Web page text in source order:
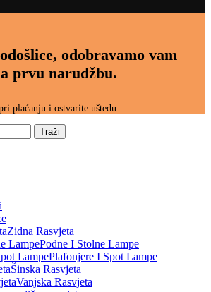
odobravamo vam
prvu narudžbu.
plaćanju i ostvarite uštedu.
Traži
Zidna Rasvjeta
Podne I Stolne Lampe
Plafonjere I Spot Lampe
Šinska Rasvjeta
Vanjska Rasvjeta